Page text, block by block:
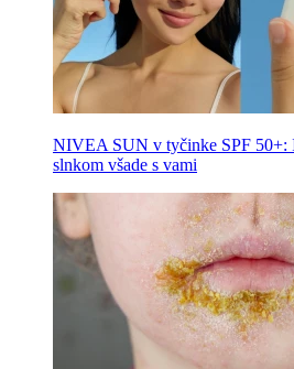
NIVEA SUN v tyčinke SPF 50+:
slnkom všade s vami